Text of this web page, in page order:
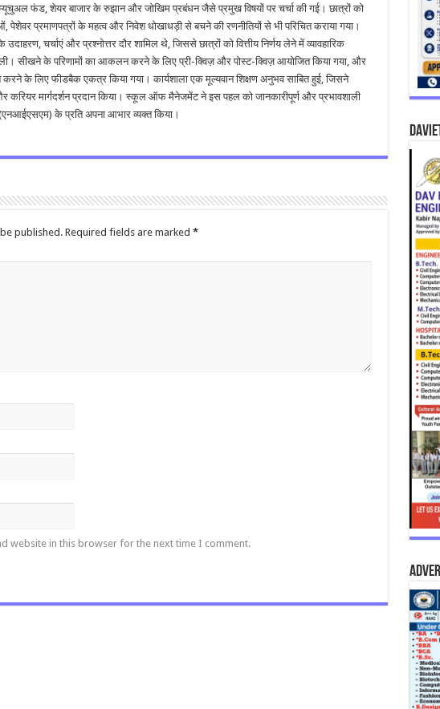
म्यूचुअल फंड, शेयर बाजार के रुझान और जोखिम प्रबंधन जैसे प्रमुख विषयों पर चर्चा की गई। छात्रों को
पेशेवर प्रमाणपत्रों के महत्व और निवेश धोखाधड़ी से बचने की रणनीतियों से भी परिचित कराया गया।
चर्चाएं और प्रश्नोत्तर दौर शामिल थे, जिससे छात्रों को वित्तीय निर्णय लेने में व्यावहारिक
सीखने के परिणामों का आकलन करने के लिए प्री-क्विज़ और पोस्ट-क्विज़ आयोजित किया गया, और
के लिए फीडबैक एकत्र किया गया। कार्यशाला एक मूल्यवान शिक्षण अनुभव साबित हुई, जिसने
और करियर मार्गदर्शन प्रदान किया। स्कूल ऑफ मैनेजमेंट ने इस पहल को जानकारीपूर्ण और प्रभावशाली
के प्रति अपना आभार व्यक्त किया।
published. Required fields are marked *
website in this browser for the next time I comment.